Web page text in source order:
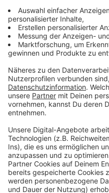
Mehr Meldungen aus
Anzeige
Wieder Bauarbeiten an
Leverkusen wählt das
Leverkusen: Supercup
Anzeige